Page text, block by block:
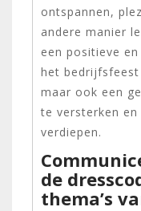
ontspannen,
andere manier
een positieve
het
maar ook een
te versterken en
verdiepen.
de
thema’s